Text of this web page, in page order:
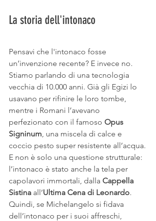
La storia dell'intonaco
Pensavi che l'intonaco fosse
un’invenzione recente? E invece no.
Stiamo parlando di una tecnologia
vecchia di 10.000 anni. Già gli Egizi lo
usavano per rifinire le loro tombe,
mentre i Romani l’avevano
perfezionato con il famoso Opus
Signinum , una miscela di calce e
coccio pesto super resistente all’acqua.
E non è solo una questione strutturale:
l’intonaco è stato anche la tela per
capolavori immortali, dalla Cappella
Sistina all’Ultima Cena di Leonardo.
Quindi, se Michelangelo si fidava
dell’intonaco per i suoi affreschi,